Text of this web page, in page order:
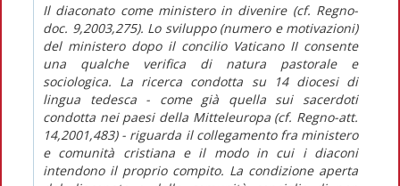
Il diaconato come ministero in divenire (cf. Regno-
doc. 9,2003,275). Lo sviluppo (numero e motivazioni)
del ministero dopo il concilio Vaticano II consente
una qualche verifica di natura pastorale e
sociologica. La ricerca condotta su 14 diocesi di
lingua tedesca - come già quella sui sacerdoti
condotta nei paesi della Mitteleuropa (cf. Regno-att.
14,2001,483) - riguarda il collegamento fra ministero
e comunità cristiana e il modo in cui i diaconi
intendono il proprio compito. La condizione aperta